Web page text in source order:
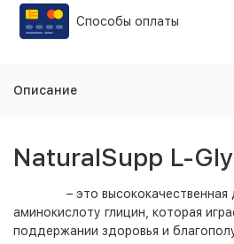
Способы оплаты
Описание
NaturalSupp L-
– это высококачественная
аминокислоту глицин, которая
поддержании здоровья и